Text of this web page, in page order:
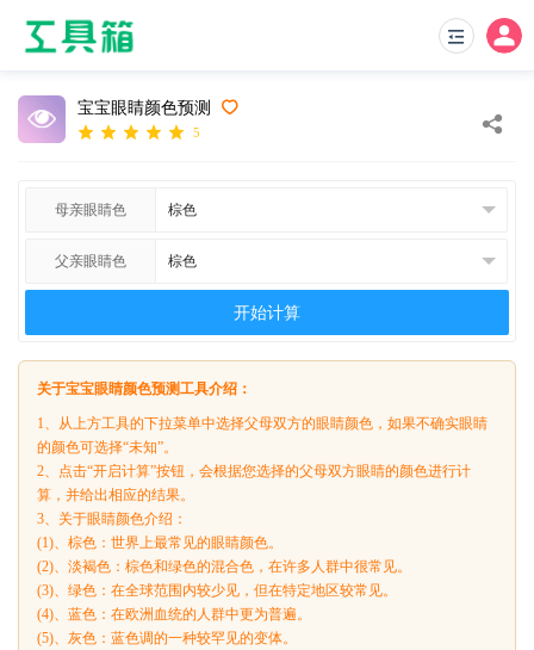
宝宝眼睛颜色预测
5
母亲眼睛色
父亲眼睛色
开始计算
关于宝宝眼睛颜色预测工具介绍：
1、从上方工具的下拉菜单中选择父母双方的眼睛颜色，如果不确实眼睛
的颜色可选择“未知”。
2、点击“开启计算”按钮，会根据您选择的父母双方眼睛的颜色进行计
算，并给出相应的结果。
3、关于眼睛颜色介绍：
(1)、棕色：世界上最常见的眼睛颜色。
(2)、淡褐色：棕色和绿色的混合色，在许多人群中很常见。
(3)、绿色：在全球范围内较少见，但在特定地区较常见。
(4)、蓝色：在欧洲血统的人群中更为普遍。
(5)、灰色：蓝色调的一种较罕见的变体。